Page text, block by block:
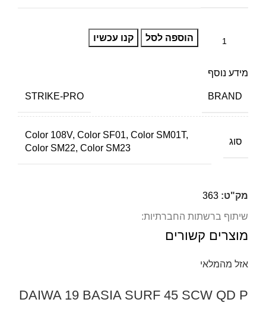
הוספה לסל קנו עכשיו
מידע נוסף
BRAND
STRIKE-PRO
סוג
Color 108V, Color SF01, Color SM01T,
Color SM22, Color SM23
מק"ט: 363
שיתוף ברשתות החברתיות:
מוצרים קשורים
אזל מהמלאי
DAIWA 19 BASIA SURF 45 SCW QD P